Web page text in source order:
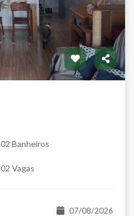
02 Banheiros
02 Vagas
07/08/2026